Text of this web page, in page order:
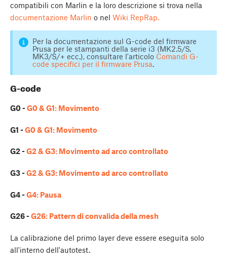
compatibili con Marlin e la loro descrizione si trova nella
documentazione Marlin o nel Wiki RepRap.
Per la documentazione sul G-code del firmware
Prusa per le stampanti della serie i3 (MK2.5/S,
MK3/S/+ ecc.), consultare l'articolo Comandi G-
code specifici per il firmware Prusa.
G-code
G0 -G0 & G1: Movimento
G1 -G0 & G1: Movimento
G2 -G2 & G3: Movimento ad arco controllato
G3 -G2 & G3: Movimento ad arco controllato
G4 -G4: Pausa
G26 -G26: Pattern di convalida della mesh
La calibrazione del primo layer deve essere eseguita solo
all'interno dell'autotest.